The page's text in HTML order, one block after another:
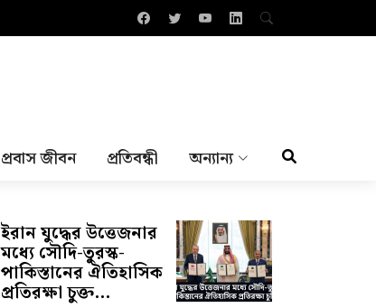
প্রবাস জীবন প্রতিবন্ধী অন্যান্য
ইরান যুদ্ধের উত্তেজনার
মধ্যে সৌদি-তুরস্ক-
পাকিস্তানের ঐতিহাসিক
প্রতিরক্ষা চুক্ত...